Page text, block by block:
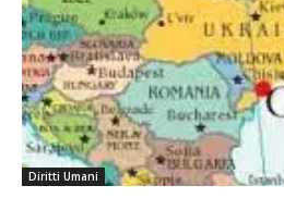
Diritti Umani